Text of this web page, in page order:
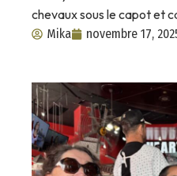
chevaux sous le capot et
Mika novembre 17,